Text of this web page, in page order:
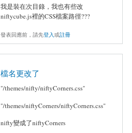
我是裝在次目錄，我也有些改
niftycube.js裡的CSS檔案路徑???
發表回應前，請先登入或註冊
檔名更改了
"/themes/nifty/niftyCorners.css"
"/themes/niftyCorners/niftyCorners.css"
nifty變成了niftyCorners